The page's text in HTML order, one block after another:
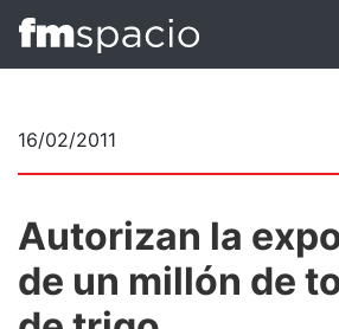
16/02/2011
Autorizan la
de un millón de